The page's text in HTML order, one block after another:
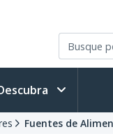
Fuentes de